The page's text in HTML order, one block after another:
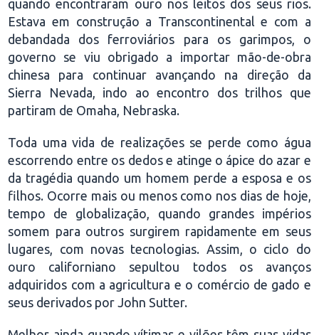
quando encontraram ouro nos leitos dos seus rios.
Estava em construção a Transcontinental e com a
debandada dos ferroviários para os garimpos, o
governo se viu obrigado a importar mão-de-obra
chinesa para continuar avançando na direção da
Sierra Nevada, indo ao encontro dos trilhos que
partiram de Omaha, Nebraska.
Toda uma vida de realizações se perde como água
escorrendo entre os dedos e atinge o ápice do azar e
da tragédia quando um homem perde a esposa e os
filhos. Ocorre mais ou menos como nos dias de hoje,
tempo de globalização, quando grandes impérios
somem para outros surgirem rapidamente em seus
lugares, com novas tecnologias. Assim, o ciclo do
ouro californiano sepultou todos os avanços
adquiridos com a agricultura e o comércio de gado e
seus derivados por John Sutter.